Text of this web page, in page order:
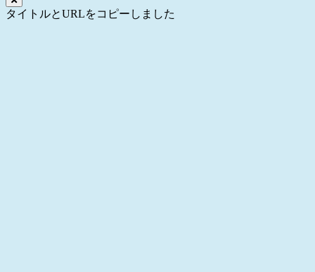
タイトルとURLをコピーしました